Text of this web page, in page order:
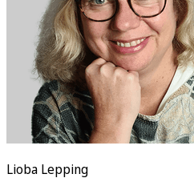
Lioba Lepping